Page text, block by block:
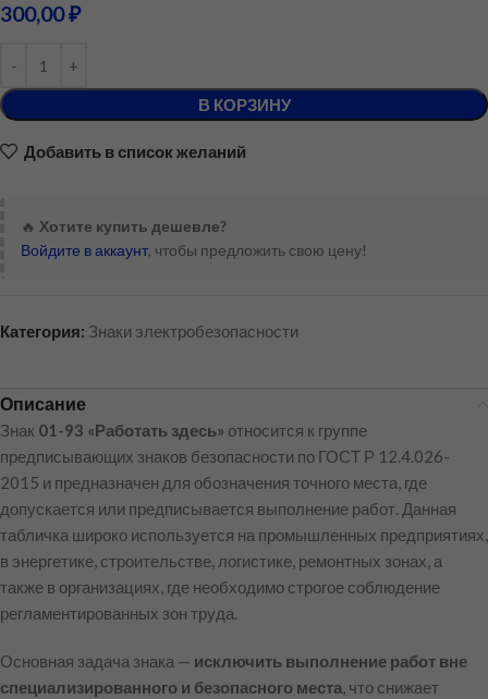
300,00₽
В КОРЗИНУ
Добавить в список желаний
🔥 Хотите купить дешевле?
Войдите в аккаунт, чтобы предложить свою цену!
Категория: Знаки электробезопасности
Описание
Знак 01-93 «Работать здесь» относится к группе
предписывающих знаков безопасности по ГОСТ Р 12.4.026-
2015 и предназначен для обозначения точного места, где
допускается или предписывается выполнение работ. Данная
табличка широко используется на промышленных предприятиях,
в энергетике, строительстве, логистике, ремонтных зонах, а
также в организациях, где необходимо строгое соблюдение
регламентированных зон труда.
Основная задача знака — исключить выполнение работ вне
специализированного и безопасного места, что снижает